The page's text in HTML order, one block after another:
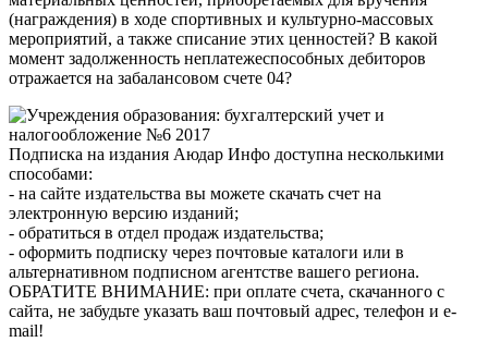
(награждения) в ходе спортивных и культурно-массовых
мероприятий, а также списание этих ценностей? В какой
момент задолженность неплатежеспособных дебиторов
отражается на забалансовом счете 04?
Подписка на издания Аюдар Инфо доступна несколькими
способами:
- на сайте издательства вы можете скачать счет на
электронную версию изданий;
- обратиться в отдел продаж издательства;
- оформить подписку через почтовые каталоги или в
альтернативном подписном агентстве вашего региона.
ОБРАТИТЕ ВНИМАНИЕ: при оплате счета, скачанного с
сайта, не забудьте указать ваш почтовый адрес, телефон и e-
mail!